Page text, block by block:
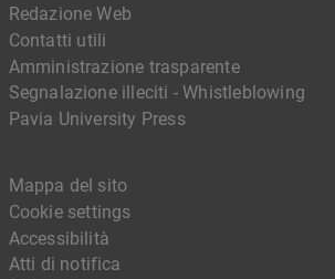
Redazione Web
Contatti utili
Amministrazione trasparente
Segnalazione illeciti - Whistleblowing
Pavia University Press
Mappa del sito
Cookie settings
Accessibilità
Atti di notifica